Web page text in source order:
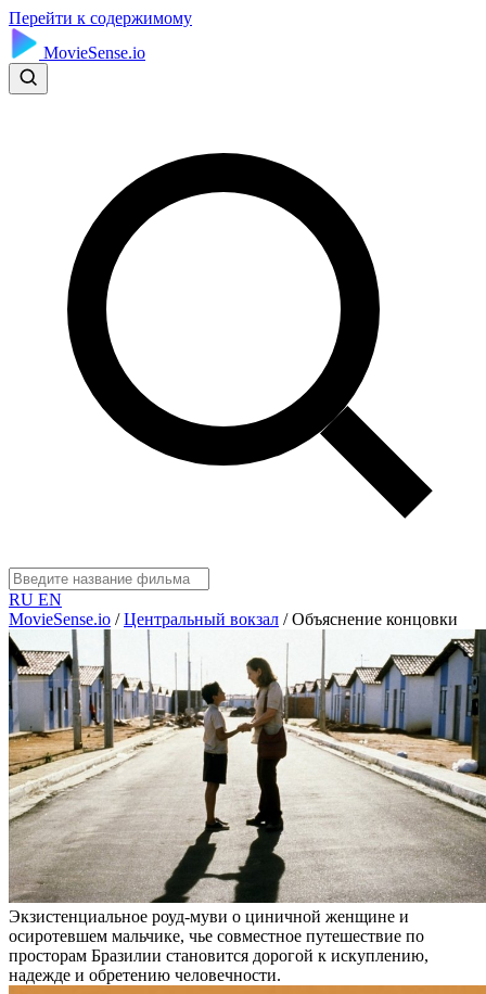
Перейти к содержимому
MovieSense.io
RU EN
MovieSense.io / Центральный вокзал / Объяснение концовки
Экзистенциальное роуд-муви о циничной женщине и
осиротевшем мальчике, чье совместное путешествие по
просторам Бразилии становится дорогой к искуплению,
надежде и обретению человечности.